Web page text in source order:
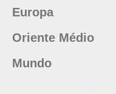
Europa
Oriente Médio
Mundo